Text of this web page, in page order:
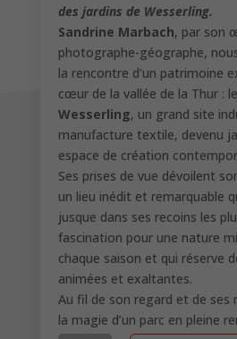
des jardins de Wesserling.
Sandrine Marbach, par son
photographe-géographe,
la rencontre d’un patrimoine
cœur de la vallée de la Thur : le
Wesserling, un grand site
manufacture textile, devenu
espace de création
Ses prises de vue dévoilent
un lieu inédit et remarquable
jusque dans ses recoins les
fascination pour une nature
chaque saison et qui réserve
animées et exaltantes.
Au fil de son regard et de ses
la magie d’un parc en pleine